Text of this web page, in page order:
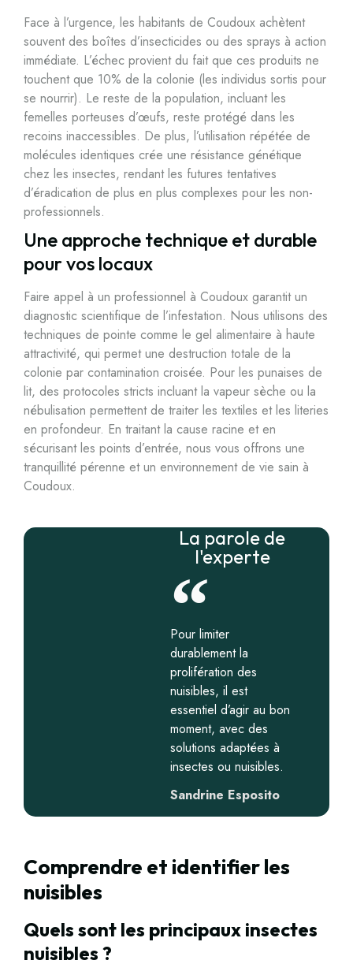
Face à l’urgence, les habitants de Coudoux achètent
souvent des boîtes d’insecticides ou des sprays à action
immédiate. L’échec provient du fait que ces produits ne
touchent que 10% de la colonie (les individus sortis pour
se nourrir). Le reste de la population, incluant les
femelles porteuses d’œufs, reste protégé dans les
recoins inaccessibles. De plus, l’utilisation répétée de
molécules identiques crée une résistance génétique
chez les insectes, rendant les futures tentatives
d’éradication de plus en plus complexes pour les non-
professionnels.
Une approche technique et durable
pour vos locaux
Faire appel à un professionnel à Coudoux garantit un
diagnostic scientifique de l’infestation. Nous utilisons des
techniques de pointe comme le gel alimentaire à haute
attractivité, qui permet une destruction totale de la
colonie par contamination croisée. Pour les punaises de
lit, des protocoles stricts incluant la vapeur sèche ou la
nébulisation permettent de traiter les textiles et les literies
en profondeur. En traitant la cause racine et en
sécurisant les points d’entrée, nous vous offrons une
tranquillité pérenne et un environnement de vie sain à
Coudoux.
La parole de
l'experte
Pour limiter
durablement la
prolifération des
nuisibles, il est
essentiel d’agir au bon
moment, avec des
solutions adaptées à
insectes ou nuisibles.
Sandrine Esposito
Comprendre et identifier les
nuisibles
Quels sont les principaux insectes
nuisibles ?